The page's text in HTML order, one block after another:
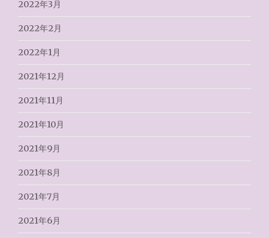
2022年3月
2022年2月
2022年1月
2021年12月
2021年11月
2021年10月
2021年9月
2021年8月
2021年7月
2021年6月